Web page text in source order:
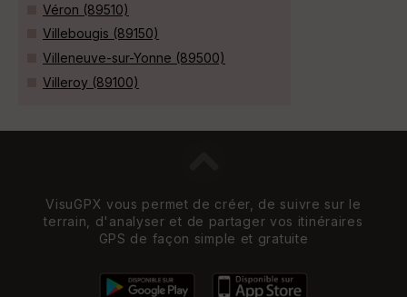
Véron (89510)
Villebougis (89150)
Villeneuve-sur-Yonne (89500)
Villeroy (89100)
VisuGPX vous permet de créer, de suivre sur le
terrain, d'analyser et de partager vos itinéraires
GPS de façon simple et gratuite